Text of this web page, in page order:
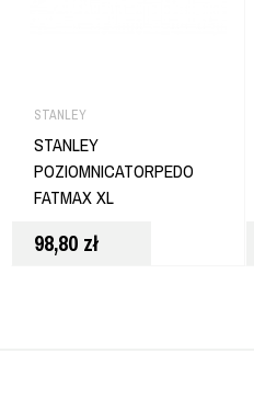
STANLEY
STANLEY
POZIOMNICATORPEDO
FATMAX XL
98,80 zł